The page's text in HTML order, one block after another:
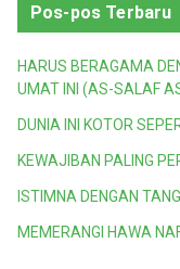
Pos-pos Terbaru
HARUS BERAGAMA
UMAT INI (AS-SALAF
DUNIA INI KOTOR
KEWAJIBAN PALING
ISTIMNA DENGAN
MEMERANGI HAWA